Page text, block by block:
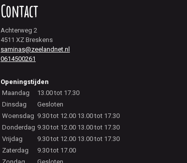
Contact
Achterweg 2
4511 XZ Breskens
saminas@zeelandnet.nl
0614500261
Openingstijden
Maandag
13.00 tot 17.30
Dinsdag
Gesloten
Woensdag 9.30 tot 12.00 13.00 tot 17.30
Donderdag 9.30 tot 12.00 13.00 tot 17.30
Vrijdag
9.30 tot 12.00 13.00 tot 17.30
Zaterdag
9.30 tot 17.00